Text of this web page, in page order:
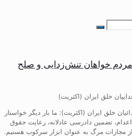
مردم خواهان تنش‌زدایی و صلح
خلق ایران (اکثریت)
خلق ایران (اکثریت): ما بار دیگر خواستار
تضمین دادرسی عادلانه، رعایت حقوق
از مجازات مرگ به عنوان ابزار سرکوب هستیم.